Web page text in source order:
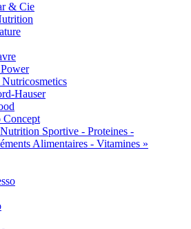
& Cie
Hauser
Concept
Sportive - Proteines -
Alimentaires - Vitamines »